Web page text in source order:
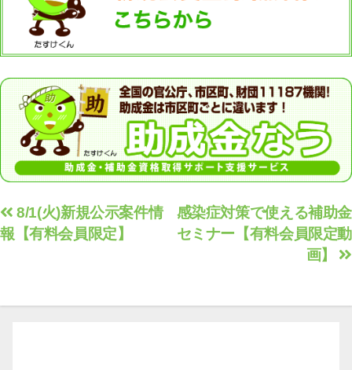
投
稿
ゲ
感染症対策で使える補助金
セミナー【有料会員限定動
画】
8/1(火)新規公示案件情
報【有料会員限定】